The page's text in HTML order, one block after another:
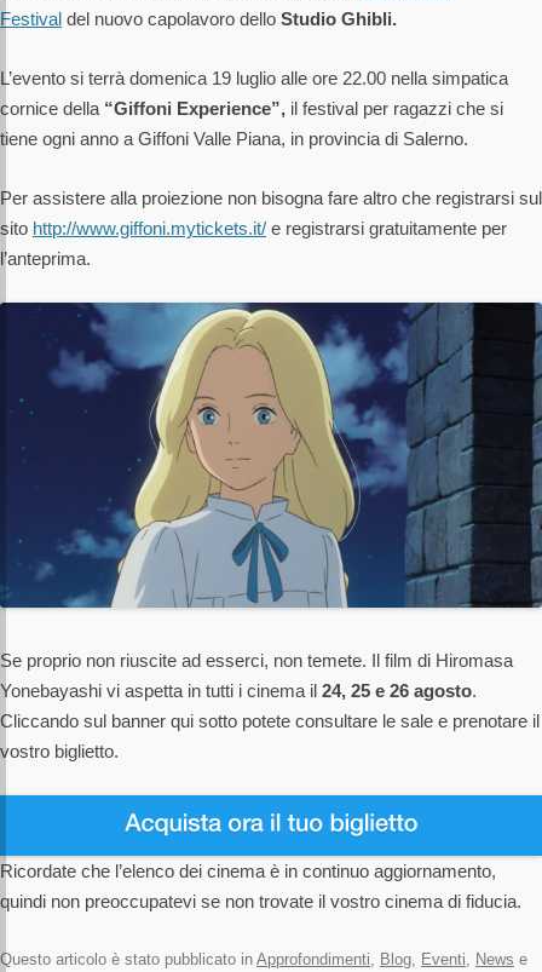
Festival del nuovo capolavoro dello Studio Ghibli.
L’evento si terrà domenica 19 luglio alle ore 22.00 nella simpatica
cornice della “Giffoni Experience”, il festival per ragazzi che si
tiene ogni anno a Giffoni Valle Piana, in provincia di Salerno.
Per assistere alla proiezione non bisogna fare altro che registrarsi sul
sito http://www.giffoni.mytickets.it/ e registrarsi gratuitamente per
l’anteprima.
Se proprio non riuscite ad esserci, non temete. Il film di Hiromasa
Yonebayashi vi aspetta in tutti i cinema il 24, 25 e 26 agosto.
Cliccando sul banner qui sotto potete consultare le sale e prenotare il
vostro biglietto.
Ricordate che l’elenco dei cinema è in continuo aggiornamento,
quindi non preoccupatevi se non trovate il vostro cinema di fiducia.
Questo articolo è stato pubblicato in Approfondimenti Blog Eventi News e